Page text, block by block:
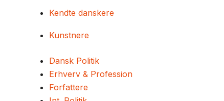
Kendte danskere
Kunstnere
Dansk Politik
Erhverv & Profession
Forfattere